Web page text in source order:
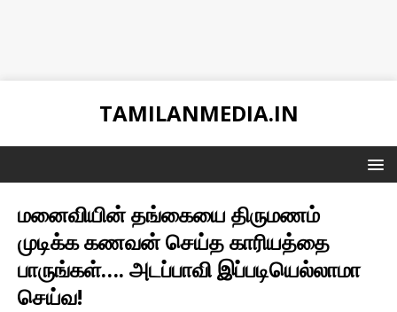
TAMILANMEDIA.IN
மனைவியின் தங்கையை திருமணம்
முடிக்க கணவன் செய்த காரியத்தை
பாருங்கள்…. அடப்பாவி இப்படியெல்லாமா
செய்வ!